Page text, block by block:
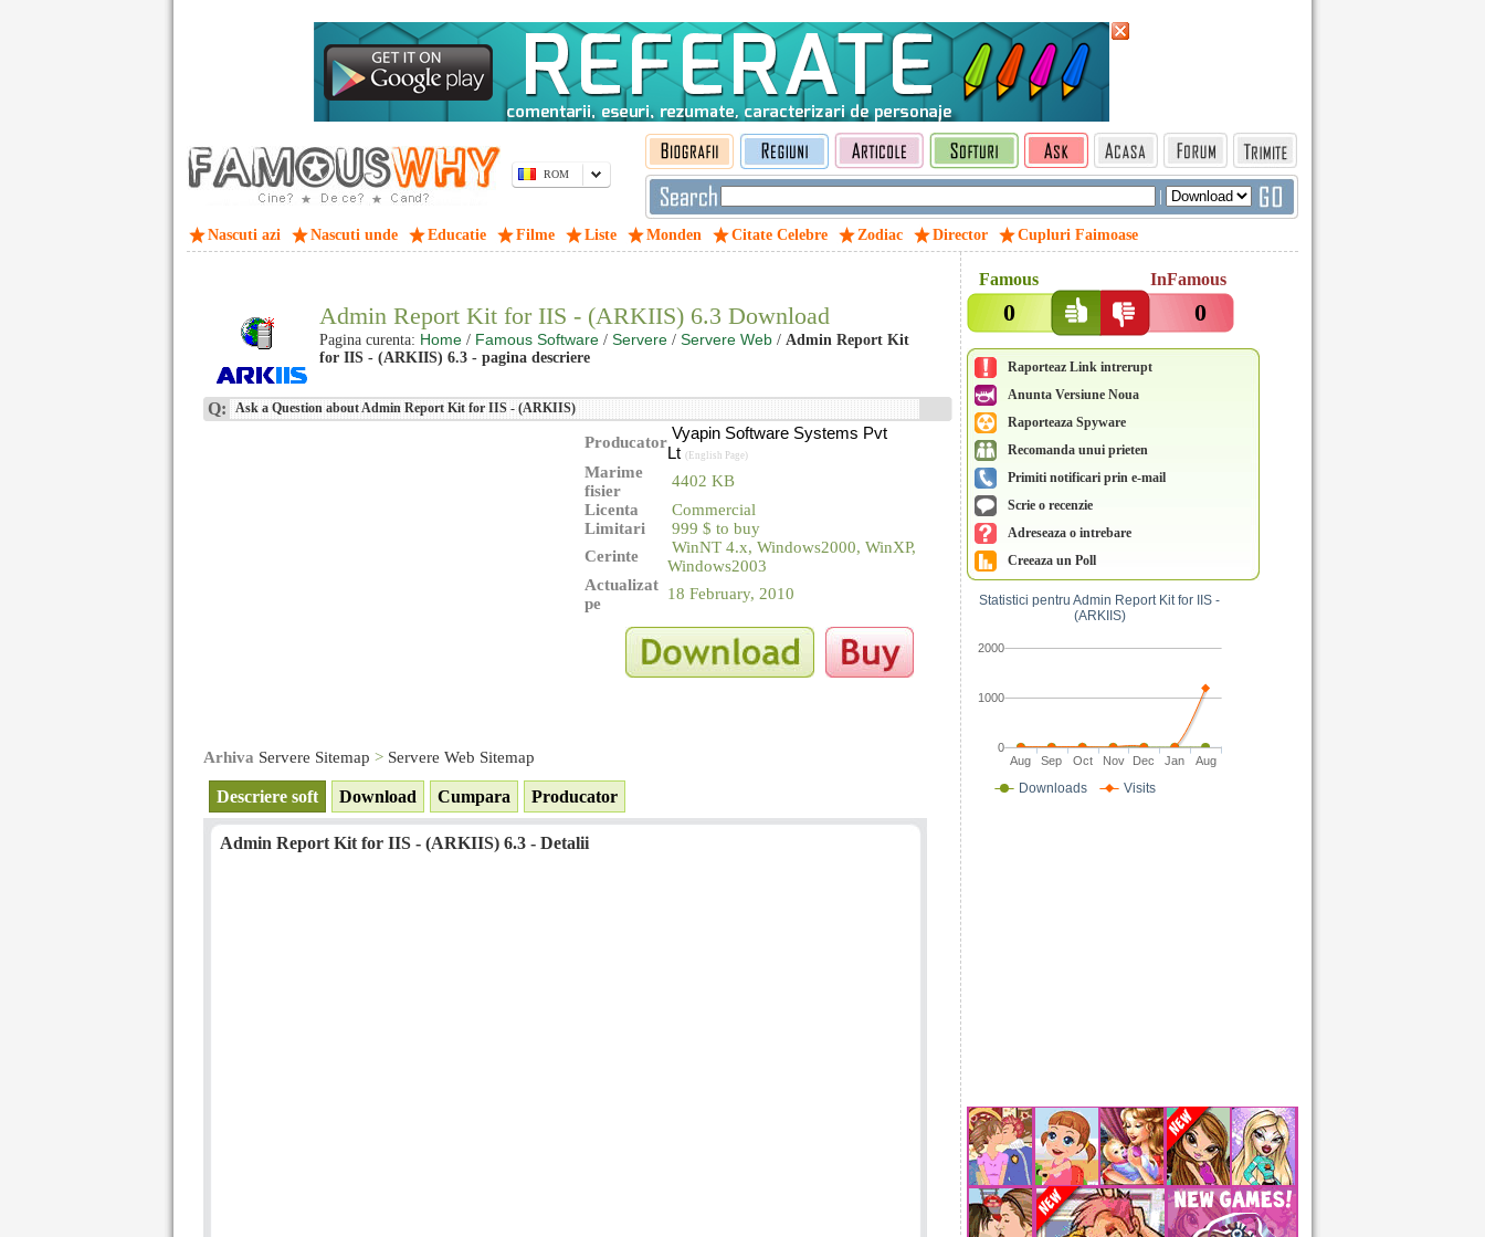
ROM
|
Nascuti azi Nascuti unde Educatie Filme Liste Monden Citate Celebre Zodiac Director Cupluri Faimoase
Famous InFamous
0 0
Raporteaz Link intrerupt
Anunta Versiune Noua
Raporteaza Spyware
Recomanda unui prieten
Primiti notificari prin e-mail
Scrie o recenzie
Adreseaza o intrebare
Creeaza un Poll
Aug Sep Oct Nov Dec Jan Aug
0
1000
2000
Statistici pentru Admin Report Kit for IIS -
(ARKIIS)
Downloads Visits
Admin Report Kit for IIS - (ARKIIS) 6.3 Download
Pagina curenta: Home / Famous Software / Servere / Servere Web / Admin Report Kit
for IIS - (ARKIIS) 6.3 - pagina descriere
Q: Ask a Question about Admin Report Kit for IIS - (ARKIIS)
Producator Vyapin Software Systems Pvt
Lt (English Page)
Marime
fisier
4402 KB
Licenta
Commercial
Limitari
999 $ to buy
Cerinte
WinNT 4.x, Windows2000, WinXP,
Windows2003
Actualizat
pe
18 February, 2010
Arhiva Servere Sitemap > Servere Web Sitemap
Descriere soft Download Cumpara Producator
Admin Report Kit for IIS - (ARKIIS) 6.3 - Detalii